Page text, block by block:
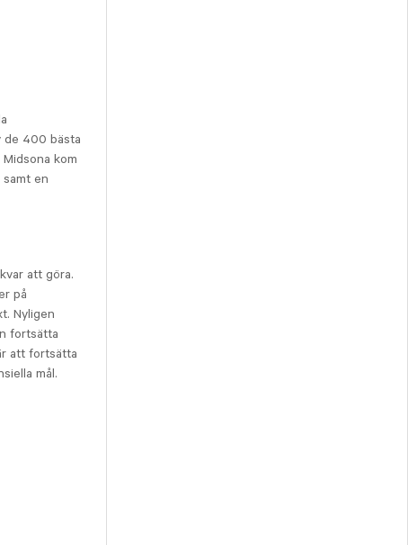
de 400 bästa
kom
samt en
att göra.
på
Nyligen
fortsätta
att fortsätta
mål.